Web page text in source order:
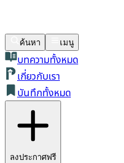
ค้นหา เมนู
บทความทั้งหมด
เกี่ยวกับเรา
บันทึกทั้งหมด
ลงประกาศฟรี